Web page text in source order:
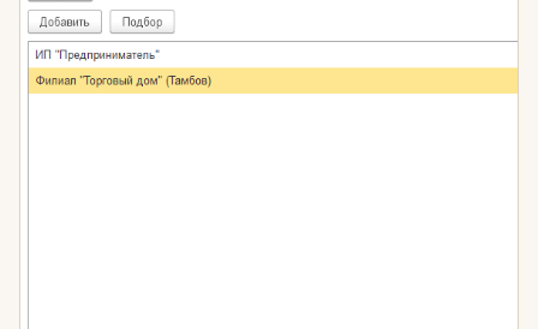
Очистка базы 1С